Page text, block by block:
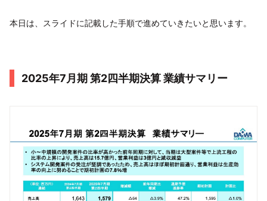
本日は、スライドに記載した手順で進めていきたいと思います。
2025年7月期 第2四半期決算 業績サマリー